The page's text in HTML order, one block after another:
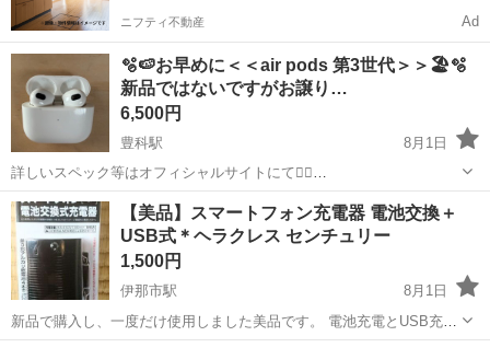
ニフティ不動産 Ad
🫧‪🍉お早めに＜＜air pods 第3世代＞＞🏖🫧‪
新品ではないですがお譲り…
6,500円
豊科駅
8月1日
詳しいスペック等はオフィシャルサイトにて🙇‍♀️
𓇠𓇠𓇠𓇠𓇠𓇠𓇠𓇠𓇠𓇠𓇠𓇠𓇠𓇠𓇠𓇠𓇠𓇠 ‼️こちらはノイキャ
ン機能がないので、必ずそのあたりも含めご確認ください‼️ ‼️返品、取
り引きキャンセルは出来ねます‼️...
長野 長野市 豊科駅 その他
【美品】スマートフォン充電器 電池交換＋
USB式＊ヘラクレス センチュリー
1,500円
伊那市駅
8月1日
新品で購入し、一度だけ使用しました美品です。 電池充電とUSB充電
の両方に対応しています。 動作確認済みです。 型番：Sl_Hercules